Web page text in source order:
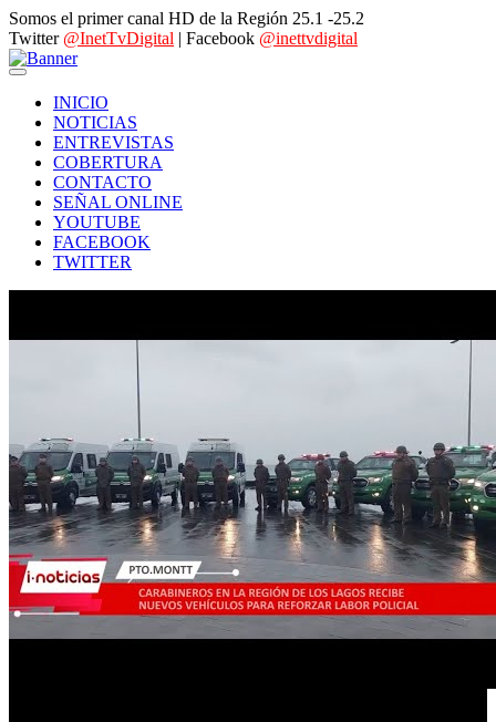
Somos el primer canal HD de la Región 25.1 -25.2
Twitter @InetTvDigital | Facebook @inettvdigital
INICIO
NOTICIAS
ENTREVISTAS
COBERTURA
CONTACTO
SEÑAL ONLINE
YOUTUBE
FACEBOOK
TWITTER